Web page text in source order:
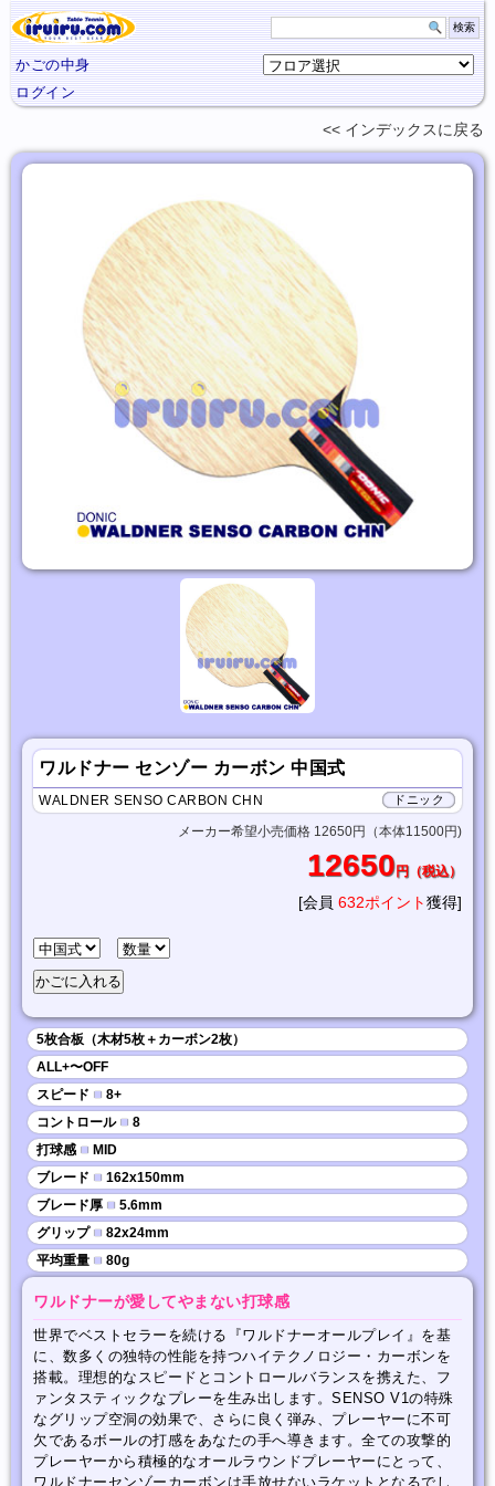
かごの中身
ログイン
インデックスに 戻る
ワルドナー センゾー カーボン 中国式
ドニック
WALDNER SENSO CARBON CHN
メーカー希望小売価格 12650円（本体11500円)
12650円（税込）
[会員 632ポイント獲得]
5枚合板（木材5枚＋カーボン2枚）
ALL+〜OFF
スピード ■ 8+
コントロール ■ 8
打球感 ■ MID
ブレード ■ 162x150mm
ブレード厚 ■ 5.6mm
グリップ ■ 82x24mm
平均重量 ■ 80g
ワルドナーが愛してやまない打球感
世界でベストセラーを続ける『ワルドナーオールプレイ』を基
に、数多くの独特の性能を持つハイテクノロジー・カーボンを
搭載。理想的なスピードとコントロールバランスを携えた、フ
ァンタスティックなプレーを生み出します。SENSO V1の特殊
なグリップ空洞の効果で、さらに良く弾み、プレーヤーに不可
欠であるボールの打感をあなたの手へ導きます。全ての攻撃的
プレーヤーから積極的なオールラウンドプレーヤーにとって、
ワルドナーセンゾーカーボンは手放せないラケットとなるでし